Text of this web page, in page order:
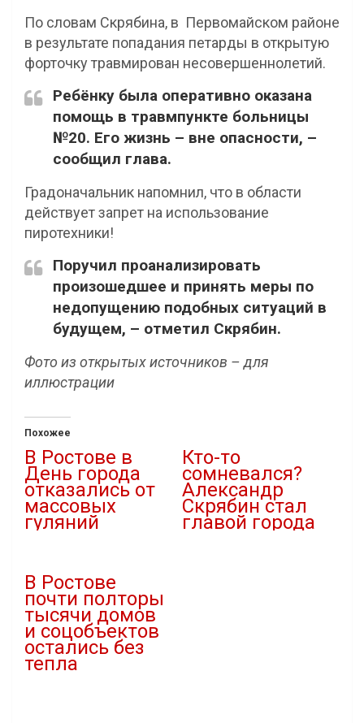
По словам Скрябина, в Первомайском районе
в результате попадания петарды в открытую
форточку травмирован несовершеннолетий.
Ребёнку была оперативно оказана
помощь в травмпункте больницы
№20. Его жизнь – вне опасности, –
сообщил глава.
Градоначальник напомнил, что в области
действует запрет на использование
пиротехники!
Поручил проанализировать
произошедшее и принять меры по
недопущению подобных ситуаций в
будущем, – отметил Скрябин.
Фото из открытых источников – для
иллюстрации
Похожее
В Ростове в
День города
отказались от
массовых
гуляний
Кто-то
сомневался?
Александр
Скрябин стал
главой города
В Ростове
почти полторы
тысячи домов
и соцобъектов
остались без
тепла